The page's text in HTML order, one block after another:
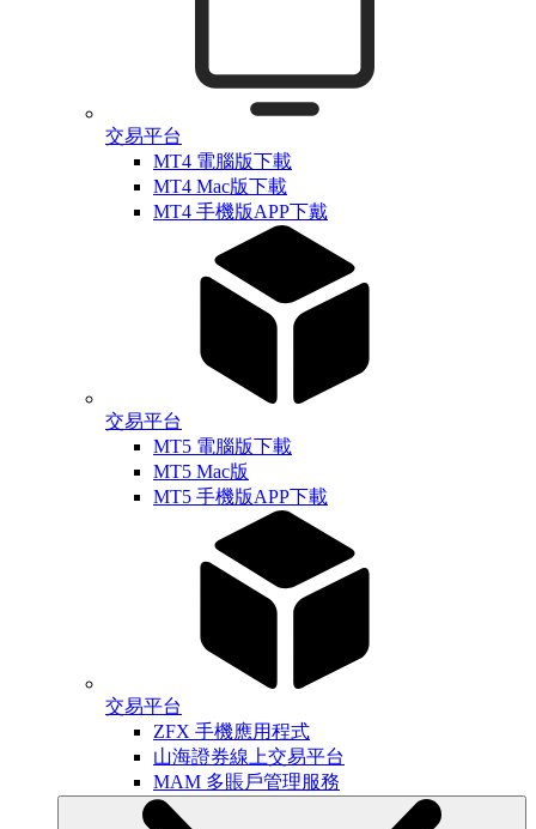
交易平台
MT4 電腦版下載
MT4 Mac版下載
MT4 手機版APP下戴
交易平台
MT5 電腦版下載
MT5 Mac版
MT5 手機版APP下載
交易平台
ZFX 手機應用程式
山海證券線上交易平台
MAM 多賬戶管理服務